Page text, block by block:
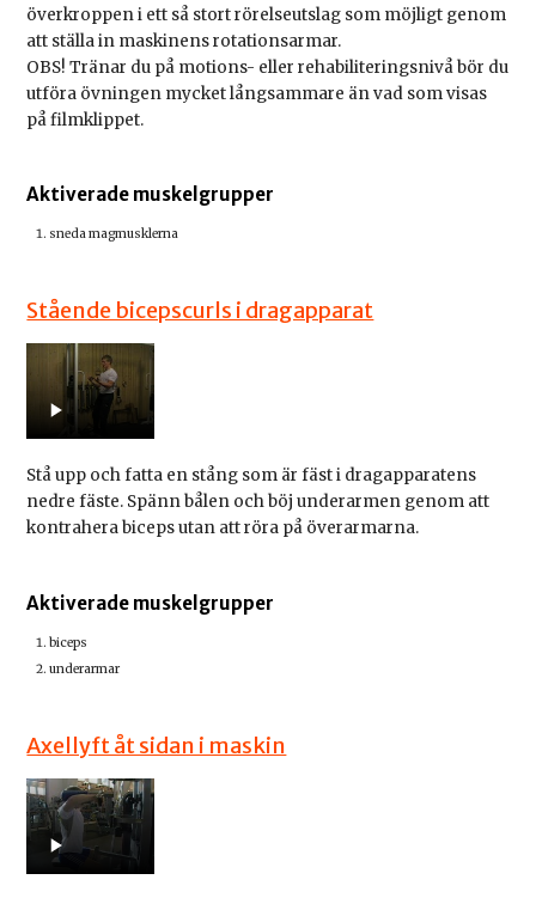
överkroppen i ett så stort rörelseutslag som möjligt genom
att ställa in maskinens rotationsarmar.
OBS! Tränar du på motions- eller rehabiliteringsnivå bör du
utföra övningen mycket långsammare än vad som visas
på filmklippet.
Aktiverade muskelgrupper
sneda magmusklerna
Stående bicepscurls i dragapparat
Stå upp och fatta en stång som är fäst i dragapparatens
nedre fäste. Spänn bålen och böj underarmen genom att
kontrahera biceps utan att röra på överarmarna.
Aktiverade muskelgrupper
biceps
underarmar
Axellyft åt sidan i maskin